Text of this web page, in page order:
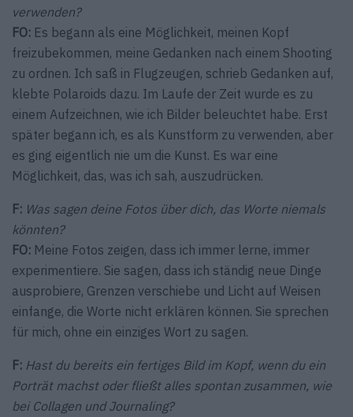
verwenden?
FO: Es begann als eine Möglichkeit, meinen Kopf
freizubekommen, meine Gedanken nach einem Shooting
zu ordnen. Ich saß in Flugzeugen, schrieb Gedanken auf,
klebte Polaroids dazu. Im Laufe der Zeit wurde es zu
einem Aufzeichnen, wie ich Bilder beleuchtet habe. Erst
später begann ich, es als Kunstform zu verwenden, aber
es ging eigentlich nie um die Kunst. Es war eine
Möglichkeit, das, was ich sah, auszudrücken.
F: Was sagen deine Fotos über dich, das Worte niemals
könnten?
FO: Meine Fotos zeigen, dass ich immer lerne, immer
experimentiere. Sie sagen, dass ich ständig neue Dinge
ausprobiere, Grenzen verschiebe und Licht auf Weisen
einfange, die Worte nicht erklären können. Sie sprechen
für mich, ohne ein einziges Wort zu sagen.
F: Hast du bereits ein fertiges Bild im Kopf, wenn du ein
Porträt machst oder fließt alles spontan zusammen, wie
bei Collagen und Journaling?